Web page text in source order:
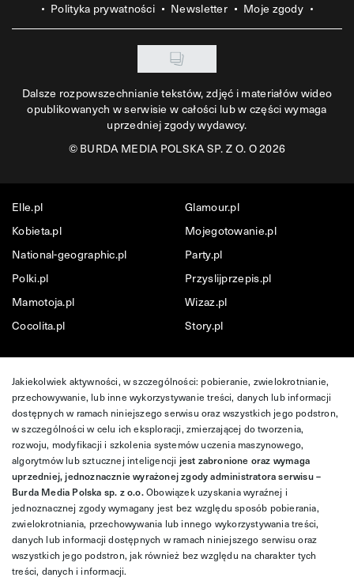
Polityka prywatności
Newsletter Moje zgody
Dalsze rozpowszechnianie tekstów, zdjęć i materiałów wideo
opublikowanych w serwisie w całości lub w części wymaga
uprzedniej zgody wydawcy.
©BURDA MEDIA POLSKA SP. Z O. O 2026
Elle.pl
Glamour.pl
Kobieta.pl
Mojegotowanie.pl
National-geographic.pl
Party.pl
Polki.pl
Przyslijprzepis.pl
Mamotoja.pl
Wizaz.pl
Cocolita.pl
Story.pl
Jakiekolwiek aktywności, w szczególności: pobieranie, zwielokrotnianie,
przechowywanie, lub inne wykorzystywanie treści, danych lub informacji
dostępnych w ramach niniejszego serwisu oraz wszystkich jego podstron,
w szczególności w celu ich eksploracji, zmierzającej do tworzenia,
rozwoju, modyfikacji i szkolenia systemów uczenia maszynowego,
algorytmów lub sztucznej inteligencji jest zabronione oraz wymaga
uprzedniej, jednoznacznie wyrażonej zgody administratora serwisu –
Burda Media Polska sp. z o.o.Obowiązek uzyskania wyraźnej i
jednoznacznej zgody wymagany jest bez względu sposób pobierania,
zwielokrotniania, przechowywania lub innego wykorzystywania treści,
danych lub informacji dostępnych w ramach niniejszego serwisu oraz
wszystkich jego podstron, jak również bez względu na charakter tych
treści, danych i informacji.